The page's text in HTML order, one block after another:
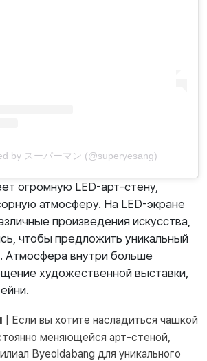
by スーパーマン (@superyesang)
огромную LED-арт-стену,
атмосферу. На LED-экране
произведения искусства,
чтобы предложить уникальный
Атмосфера внутри больше
художественной выставки,
| Если вы хотите насладиться чашкой
меняющейся арт-стеной,
Byeoldabang для уникального